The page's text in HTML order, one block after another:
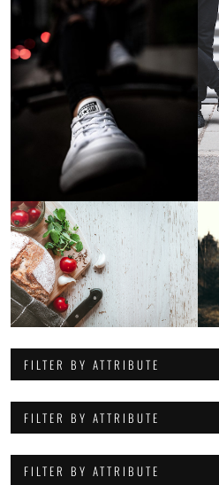
FILTER BY ATTRIBUTE
FILTER BY ATTRIBUTE
FILTER BY ATTRIBUTE